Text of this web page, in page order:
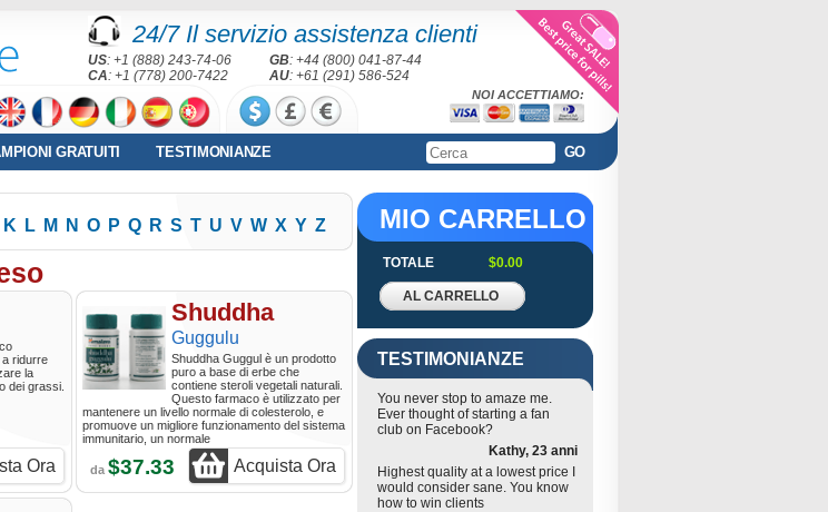
24/7 Il servizio assistenza clienti
US: +1 (888) 243-74-06 GB: +44 (800) 041-87-44
CA: +1 (778) 200-7422 AU: +61 (291) 586-524
NOI ACCETTIAMO:
GRATUITI TESTIMONIANZE GO
K L M N O P Q R S T U V W X Y Z
a ridurre
la
dei grassi.
Ora
Shuddha
Guggulu
Shuddha Guggul è un prodotto
puro a base di erbe che
contiene steroli vegetali naturali.
Questo farmaco è utilizzato per
mantenere un livello normale di colesterolo, e
promuove un migliore funzionamento del sistema
immunitario, un normale
da $37.33 Acquista Ora
MIO CARRELLO
TOTALE $0.00
AL CARRELLO
TESTIMONIANZE
You never stop to amaze me.
Ever thought of starting a fan
club on Facebook?
Kathy, 23 anni
Highest quality at a lowest price I
would consider sane. You know
how to win clients